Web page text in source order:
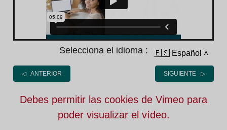
Selecciona el idioma : 🇪🇸 Español ˄
◁ ANTERIOR SIGUIENTE ▷
Debes permitir las cookies de Vimeo para
poder visualizar el vídeo.